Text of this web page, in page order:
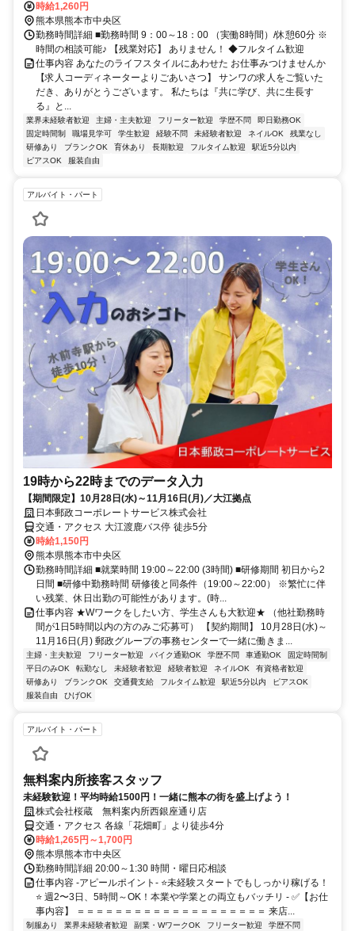
時給1,260円
熊本県熊本市中央区
勤務時間詳細 ■勤務時間 9：00～18：00 （実働8時間）/休憩60分 ※
時間の相談可能♪ 【残業対応】 ありません！ ◆フルタイム歓迎
仕事内容 あなたのライフスタイルにあわせた お仕事みつけませんか
【求人コーディネーターよりごあいさつ】 サンワの求人をご覧いた
だき、ありがとうございます。 私たちは『共に学び、共に生長す
る』と...
業界未経験者歓迎 主婦・主夫歓迎 フリーター歓迎 学歴不問
即日勤務OK
固定時間制
職場見学可 学生歓迎 経験不問 未経験者歓迎 ネイルOK
残業なし
研修あり
ブランクOK 育休あり 長期歓迎 フルタイム歓迎
駅近5分以内
ピアスOK
服装自由
アルバイト・パート
19時から22時までのデータ入力
【期間限定】10月28日(水)～11月16日(月)／大江拠点
日本郵政コーポレートサービス株式会社
交通・アクセス 大江渡鹿バス停 徒歩5分
時給1,150円
熊本県熊本市中央区
勤務時間詳細 ■就業時間 19:00～22:00 (3時間) ■研修期間 初日から2
日間 ■研修中勤務時間 研修後と同条件（19:00～22:00） ※繁忙に伴
い残業、休日出勤の可能性があります。(時...
仕事内容 ★Wワークをしたい方、学生さんも大歓迎★ （他社勤務時
間が1日5時間以内の方のみご応募可） 【契約期間】 10月28日(水)～
11月16日(月) 郵政グループの事務センターで一緒に働きま...
主婦・主夫歓迎 フリーター歓迎 バイク通勤OK 学歴不問 車通勤OK
固定時間制
平日のみOK
転勤なし 未経験者歓迎 経験者歓迎 ネイルOK
有資格者歓迎
研修あり
ブランクOK 交通費支給 フルタイム歓迎 駅近5分以内
ピアスOK
服装自由
ひげOK
アルバイト・パート
無料案内所接客スタッフ
未経験歓迎！平均時給1500円！一緒に熊本の街を盛上げよう！
株式会社桜蔵 無料案内所西銀座通り店
交通・アクセス 各線「花畑町」より徒歩4分
時給1,265円～1,700円
熊本県熊本市中央区
勤務時間詳細 20:00～1:30 時間・曜日応相談
仕事内容 -アピールポイント- ⭐未経験スタートでもしっかり稼げる！
⭐ 週2〜3日、5時間～OK！本業や学業との両立もバッチリ - ✅【お仕
事内容】 ＝＝＝＝＝＝＝＝＝＝＝＝＝＝＝＝＝＝＝＝ 来店...
制服あり 業界未経験者歓迎 副業・WワークOK フリーター歓迎
学歴不問